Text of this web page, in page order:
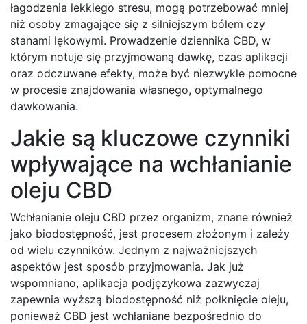
łagodzenia lekkiego stresu, mogą potrzebować mniej
niż osoby zmagające się z silniejszym bólem czy
stanami lękowymi. Prowadzenie dziennika CBD, w
którym notuje się przyjmowaną dawkę, czas aplikacji
oraz odczuwane efekty, może być niezwykle pomocne
w procesie znajdowania własnego, optymalnego
dawkowania.
Jakie są kluczowe czynniki
wpływające na wchłanianie
oleju CBD
Wchłanianie oleju CBD przez organizm, znane również
jako biodostępność, jest procesem złożonym i zależy
od wielu czynników. Jednym z najważniejszych
aspektów jest sposób przyjmowania. Jak już
wspomniano, aplikacja podjęzykowa zazwyczaj
zapewnia wyższą biodostępność niż połknięcie oleju,
ponieważ CBD jest wchłaniane bezpośrednio do